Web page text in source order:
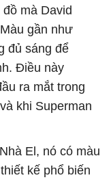
mà David
gần như
đủ sáng để
Điều này
ra mắt trong
khi Superman
El, nó có màu
kế phổ biến